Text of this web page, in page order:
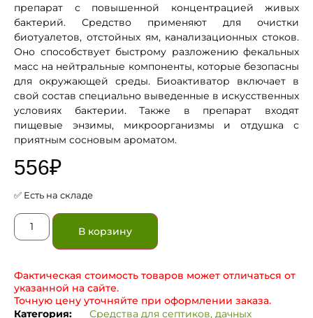
препарат с повышенной концентрацией живых
бактерий. Средство применяют для очистки
биотуалетов, отстойных ям, канализационных стоков.
Оно способствует быстрому разложению фекальных
масс на нейтральные компоненты, которые безопасны
для окружающей среды. Биоактиватор включает в
свой состав специально выведенные в искусственных
условиях бактерии. Также в препарат входят
пищевые энзимы, микроорганизмы и отдушка с
приятным сосновым ароматом.
556₽
✅ Есть на складе
В корзину
Фактическая стоимость товаров может отличаться от
указанной на сайте.
Точную цену уточняйте при оформлении заказа.
Категория:
Средства для септиков, дачных